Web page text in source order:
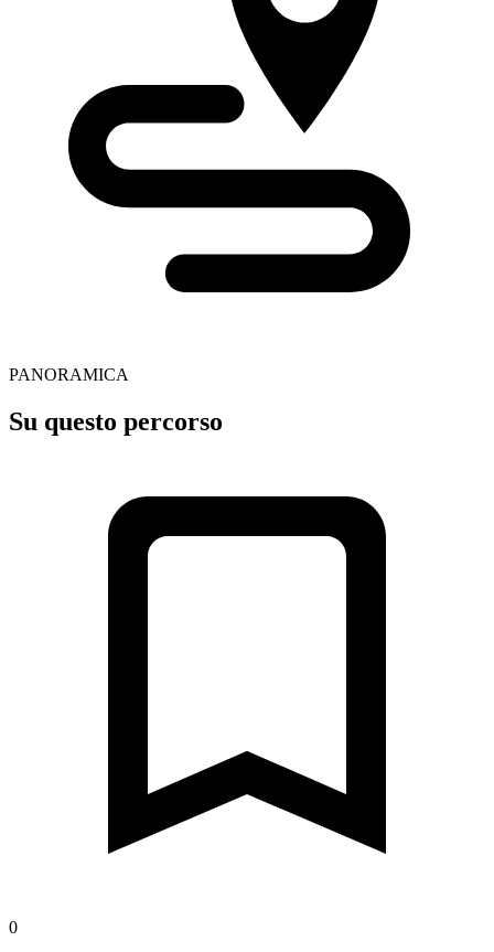
PANORAMICA
Su questo percorso
0